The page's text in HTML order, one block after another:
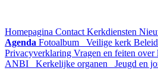
Homepagina Contact Kerkdiensten
Agenda Fotoalbum Veilige kerk
Privacyverklaring Vragen en feiten over
ANBI
Kerkelijke organen Jeugd en